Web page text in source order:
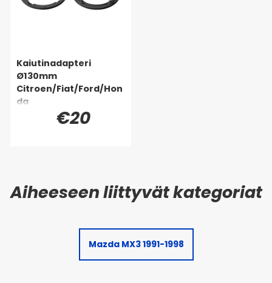
Kaiutinadapteri
Ø130mm
Citroen/Fiat/Ford/Hon
da
€20
Mazda MX3 1991-1998